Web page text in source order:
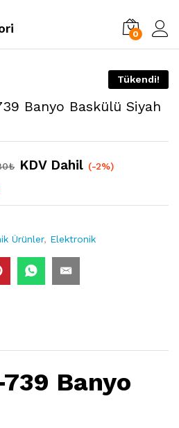
0
Tükendi!
Banyo Baskülü Siyah
₺ KDV Dahil (-2%)
Ürünler, Elektronik
Banyo